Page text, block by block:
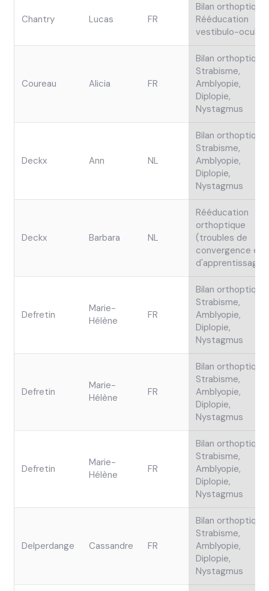
Chantry Lucas FR
Bilan orthoptique,
Rééducation
vestibulo-
Coureau Alicia FR
Bilan orthoptique,
Strabisme,
Amblyopie,
Diplopie,
Nystagmus
Deckx Ann NL
Bilan orthoptique,
Strabisme,
Amblyopie,
Diplopie,
Nystagmus
Deckx Barbara NL
Rééducation
orthoptique
(troubles de
convergence et
Defretin
Marie-
Hélène
FR
Bilan orthoptique,
Strabisme,
Amblyopie,
Diplopie,
Nystagmus
Defretin
Marie-
Hélène
FR
Bilan orthoptique,
Strabisme,
Amblyopie,
Diplopie,
Nystagmus
Defretin
Marie-
Hélène
FR
Bilan orthoptique,
Strabisme,
Amblyopie,
Diplopie,
Nystagmus
Delperdange Cassandre FR
Bilan orthoptique,
Strabisme,
Amblyopie,
Diplopie,
Nystagmus